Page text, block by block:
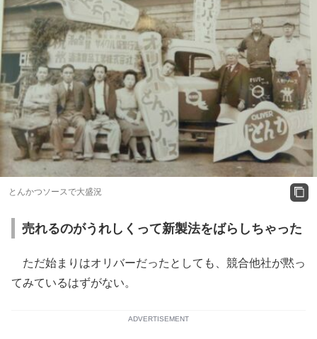
とんかつソースで大盛況
売れるのがうれしくって新製法をばらしちゃった
ただ始まりはオリバーだったとしても、競合他社が黙っ
てみているはずがない。
ADVERTISEMENT